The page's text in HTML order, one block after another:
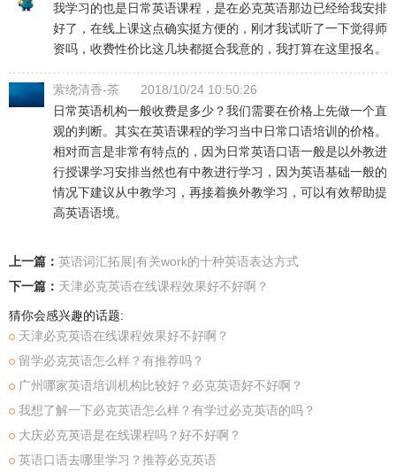
我学习的也是日常英语课程，是在必克英语那边已经给我安排
好了，在线上课这点确实挺方便的，刚才我试听了一下觉得师
资吗，收费性价比这几块都挺合我意的，我打算在这里报名。
萦绕清香-茶
2018/10/24 10:50:26
日常英语机构一般收费是多少？我们需要在价格上先做一个直
观的判断。其实在英语课程的学习当中日常口语培训的价格。
相对而言是非常有特点的，因为日常英语口语一般是以外教进
行授课学习安排当然也有中教进行学习，因为英语基础一般的
情况下建议从中教学习，再接着换外教学习，可以有效帮助提
高英语语境。
上一篇： 英语词汇拓展|有关work的十种英语表达方式
下一篇： 天津必克英语在线课程效果好不好啊？
猜你会感兴趣的话题:
天津必克英语在线课程效果好不好啊？
留学必克英语怎么样？有推荐吗？
广州哪家英语培训机构比较好？必克英语好不好啊？
我想了解一下必克英语怎么样？有学过必克英语的吗？
大庆必克英语是在线课程吗？好不好啊？
英语口语去哪里学习？推荐必克英语